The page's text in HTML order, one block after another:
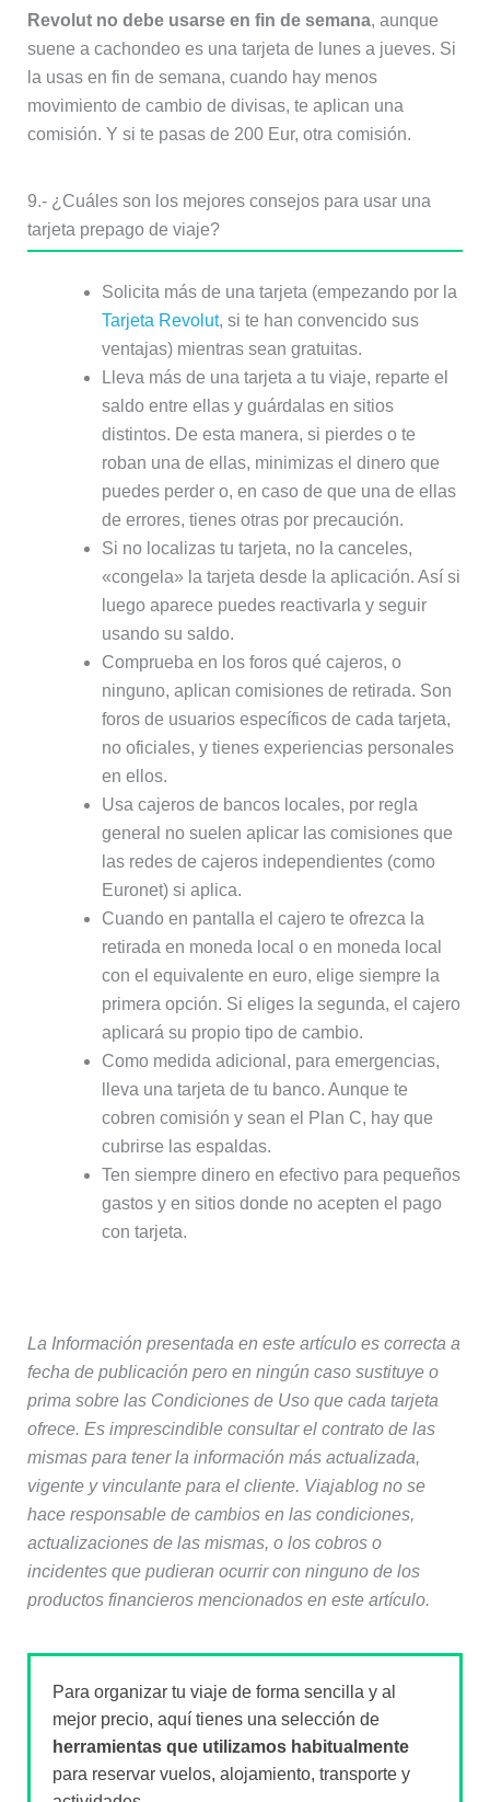
Revolut no debe usarse en fin de semana, aunque
suene a cachondeo es una tarjeta de lunes a jueves. Si
la usas en fin de semana, cuando hay menos
movimiento de cambio de divisas, te aplican una
comisión. Y si te pasas de 200 Eur, otra comisión.
9.- ¿Cuáles son los mejores consejos para usar una
tarjeta prepago de viaje?
Solicita más de una tarjeta (empezando por la
Tarjeta Revolut, si te han convencido sus
ventajas) mientras sean gratuitas.
Lleva más de una tarjeta a tu viaje, reparte el
saldo entre ellas y guárdalas en sitios
distintos. De esta manera, si pierdes o te
roban una de ellas, minimizas el dinero que
puedes perder o, en caso de que una de ellas
de errores, tienes otras por precaución.
Si no localizas tu tarjeta, no la canceles,
«congela» la tarjeta desde la aplicación. Así si
luego aparece puedes reactivarla y seguir
usando su saldo.
Comprueba en los foros qué cajeros, o
ninguno, aplican comisiones de retirada. Son
foros de usuarios específicos de cada tarjeta,
no oficiales, y tienes experiencias personales
en ellos.
Usa cajeros de bancos locales, por regla
general no suelen aplicar las comisiones que
las redes de cajeros independientes (como
Euronet) si aplica.
Cuando en pantalla el cajero te ofrezca la
retirada en moneda local o en moneda local
con el equivalente en euro, elige siempre la
primera opción. Si eliges la segunda, el cajero
aplicará su propio tipo de cambio.
Como medida adicional, para emergencias,
lleva una tarjeta de tu banco. Aunque te
cobren comisión y sean el Plan C, hay que
cubrirse las espaldas.
Ten siempre dinero en efectivo para pequeños
gastos y en sitios donde no acepten el pago
con tarjeta.
La Información presentada en este artículo es correcta a
fecha de publicación pero en ningún caso sustituye o
prima sobre las Condiciones de Uso que cada tarjeta
ofrece. Es imprescindible consultar el contrato de las
mismas para tener la información más actualizada,
vigente y vinculante para el cliente. Viajablog no se
hace responsable de cambios en las condiciones,
actualizaciones de las mismas, o los cobros o
incidentes que pudieran ocurrir con ninguno de los
productos financieros mencionados en este artículo.
Para organizar tu viaje de forma sencilla y al
mejor precio, aquí tienes una selección de
herramientas que utilizamos habitualmente
para reservar vuelos, alojamiento, transporte y